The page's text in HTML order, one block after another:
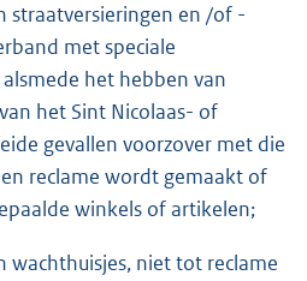
straatversieringen en /of -
met speciale
het hebben van
het Sint Nicolaas- of
gevallen voorzover met die
reclame wordt gemaakt of
winkels of artikelen;
wachthuisjes, niet tot reclame